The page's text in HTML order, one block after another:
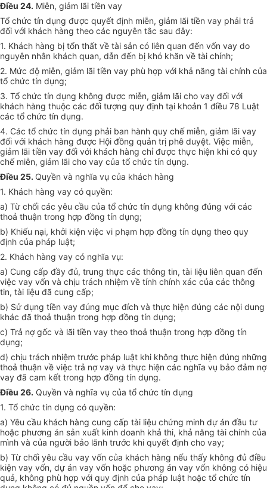
Điều 24. Miễn, giảm lãi tiền vay
Tổ chức tín dụng được quyết định miễn, giảm lãi tiền vay phải trả
đối với khách hàng theo các nguyên tắc sau đây:
1. Khách hàng bị tổn thất về tài sản có liên quan đến vốn vay do
nguyên nhân khách quan, dẫn đến bị khó khăn về tài chính;
2. Mức độ miễn, giảm lãi tiền vay phù hợp với khả năng tài chính của
tổ chức tín dụng;
3. Tổ chức tín dụng không được miễn, giảm lãi cho vay đối với
khách hàng thuộc các đối tượng quy định tại khoản 1 điều 78 Luật
các tổ chức tín dụng.
4. Các tổ chức tín dụng phải ban hành quy chế miễn, giảm lãi vay
đối với khách hàng được Hội đồng quản trị phê duyệt. Việc miễn,
giảm lãi tiền vay đối với khách hàng chỉ được thực hiện khi có quy
chế miễn, giảm lãi cho vay của tổ chức tín dụng.
Điều 25. Quyền và nghĩa vụ của khách hàng
1. Khách hàng vay có quyền:
a) Từ chối các yêu cầu của tổ chức tín dụng không đúng với các
thoả thuận trong hợp đồng tín dụng;
b) Khiếu nại, khởi kiện việc vi phạm hợp đồng tín dụng theo quy
định của pháp luật;
2. Khách hàng vay có nghĩa vụ:
a) Cung cấp đầy đủ, trung thực các thông tin, tài liệu liên quan đến
việc vay vốn và chịu trách nhiệm về tính chính xác của các thông
tin, tài liệu đã cung cấp;
b) Sử dụng tiền vay đúng mục đích và thực hiện đúng các nội dung
khác đã thoả thuận trong hợp đồng tín dụng;
c) Trả nợ gốc và lãi tiền vay theo thoả thuận trong hợp đồng tín
dụng;
d) chịu trách nhiệm trước pháp luật khi không thực hiện đúng những
thoả thuận về việc trả nợ vay và thực hiện các nghĩa vụ bảo đảm nợ
vay đã cam kết trong hợp đồng tín dụng.
Điều 26. Quyền và nghĩa vụ của tổ chức tín dụng
1. Tổ chức tín dụng có quyền:
a) Yêu cầu khách hàng cung cấp tài liệu chứng minh dự án đầu tư
hoặc phương án sản xuất kinh doanh khả thi, khả năng tài chính của
mình và của người bảo lãnh trước khi quyết định cho vay;
b) Từ chối yêu cầu vay vốn của khách hàng nếu thấy không đủ điều
kiện vay vốn, dự án vay vốn hoặc phương án vay vốn không có hiệu
quả, không phù hợp với quy định của pháp luật hoặc tổ chức tín